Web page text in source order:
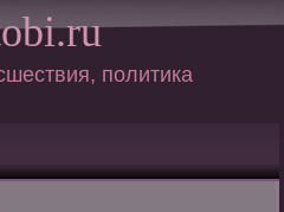
политика